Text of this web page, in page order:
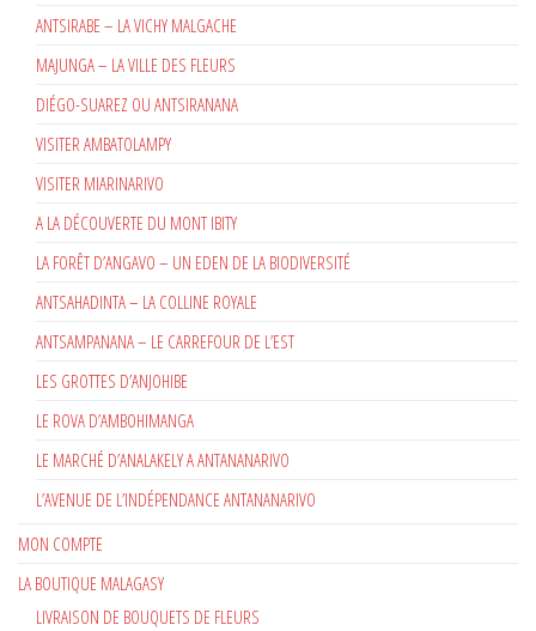
ANTSIRABE – LA VICHY MALGACHE
MAJUNGA – LA VILLE DES FLEURS
DIÉGO-SUAREZ OU ANTSIRANANA
VISITER AMBATOLAMPY
VISITER MIARINARIVO
A LA DÉCOUVERTE DU MONT IBITY
LA FORÊT D’ANGAVO – UN EDEN DE LA BIODIVERSITÉ
ANTSAHADINTA – LA COLLINE ROYALE
ANTSAMPANANA – LE CARREFOUR DE L’EST
LES GROTTES D’ANJOHIBE
LE ROVA D’AMBOHIMANGA
LE MARCHÉ D’ANALAKELY A ANTANANARIVO
L’AVENUE DE L’INDÉPENDANCE ANTANANARIVO
MON COMPTE
LA BOUTIQUE MALAGASY
LIVRAISON DE BOUQUETS DE FLEURS